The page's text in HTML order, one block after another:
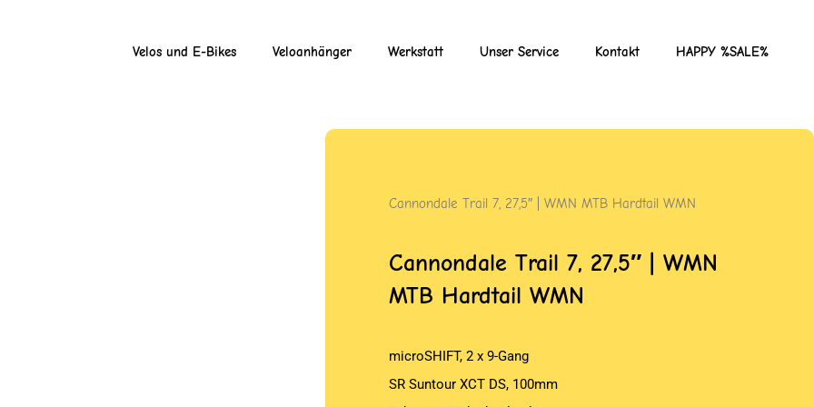
Velos und E-Bikes Veloanhänger Werkstatt Unser Service Kontakt HAPPY %SALE%
Cannondale Trail 7, 27,5″ | WMN MTB Hardtail WMN
Cannondale Trail 7, 27,5″ | WMN
MTB Hardtail WMN
microSHIFT, 2 x 9-Gang
SR Suntour XCT DS, 100mm